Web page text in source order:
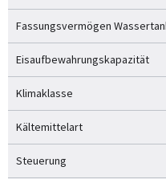
Fassungsvermögen
Eisaufbewahrungskapazität
Klimaklasse
Kältemittelart
Steuerung